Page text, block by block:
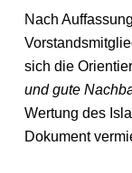
Nach
sich die
und gute
Wertung des
Dokument